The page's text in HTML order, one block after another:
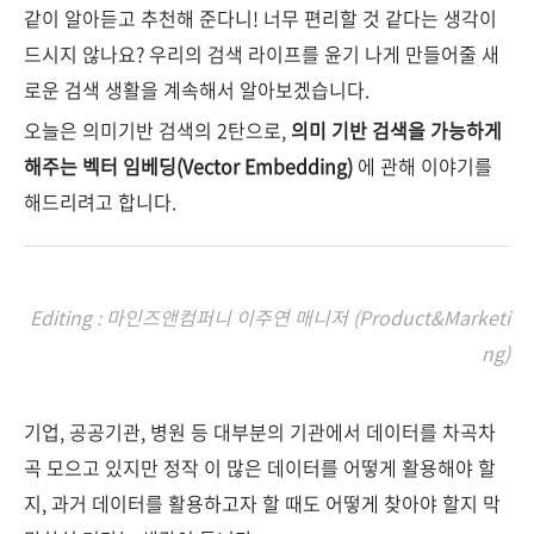
같이 알아듣고 추천해 준다니! 너무 편리할 것 같다는 생각이
드시지 않나요? 우리의 검색 라이프를 윤기 나게 만들어줄 새
로운 검색 생활을 계속해서 알아보겠습니다.
오늘은 의미기반 검색의 2탄으로, 의미 기반 검색을 가능하게
해주는 벡터 임베딩(Vector Embedding) 에 관해 이야기를
해드리려고 합니다.
Editing : 마인즈앤컴퍼니 이주연 매니저 (Product&Marketi
ng)
기업, 공공기관, 병원 등 대부분의 기관에서 데이터를 차곡차
곡 모으고 있지만 정작 이 많은 데이터를 어떻게 활용해야 할
지, 과거 데이터를 활용하고자 할 때도 어떻게 찾아야 할지 막